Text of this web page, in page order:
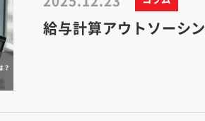
給与計算アウトソーシ